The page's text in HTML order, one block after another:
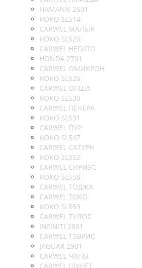
HAMANN 2601
KOKO SL514
CARWEL МАЛЫК
KOKO SL525
CARWEL НЕГИТО
HONDA 2701
CARWEL ОМИКРОН
KOKO SL526
CARWEL ОПША
KOKO SL530
CARWEL ПЕЧЕРА
KOKO SL531
CARWEL ПУР
KOKO SL547
CARWEL САТУРН
KOKO SL552
CARWEL СИРИУС
KOKO SL558
CARWEL ТОДЖА
CARWEL ТОКО
KOKO SL559
CARWEL ТУЛОС
INFINITI 2801
CARWEL ТЭВРИС
JAGUAR 2901
CARWEL ЧАНЫ
CARWEL ШУНЕТ